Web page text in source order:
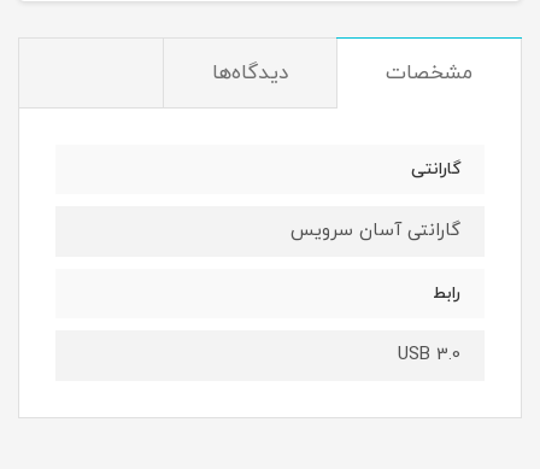
مشخصات دیدگاه‌ها
گارانتی
گارانتی آسان سرویس
رابط
USB 3.0